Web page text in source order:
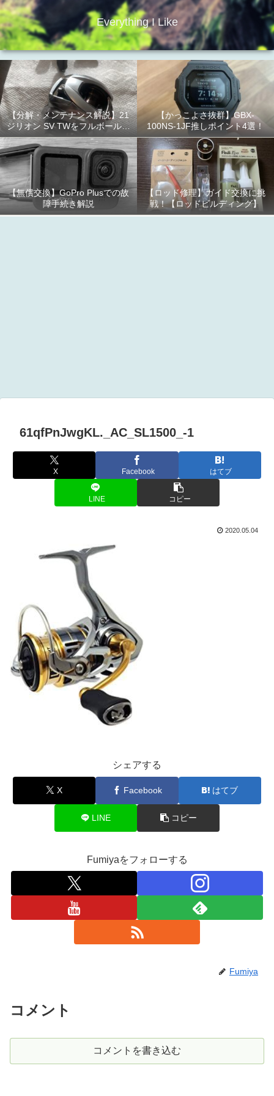
Everything I Like
【分解・メンテナンス解説】21
ジリオン SV TWをフルボールベ
アリング化！
【かっこよさ抜群】GBX-
100NS-1JF推しポイント4選！
【無償交換】GoPro Plusでの故
障手続き解説
【ロッド修理】ガイド交換に挑
戦！【ロッドビルディング】
61qfPnJwgKL._AC_SL1500_-1
X Facebook はてブ
LINE コピー
2020.05.04
シェアする
X Facebook はてブ
LINE コピー
Fumiyaをフォローする
Fumiya
コメント
コメントを書き込む